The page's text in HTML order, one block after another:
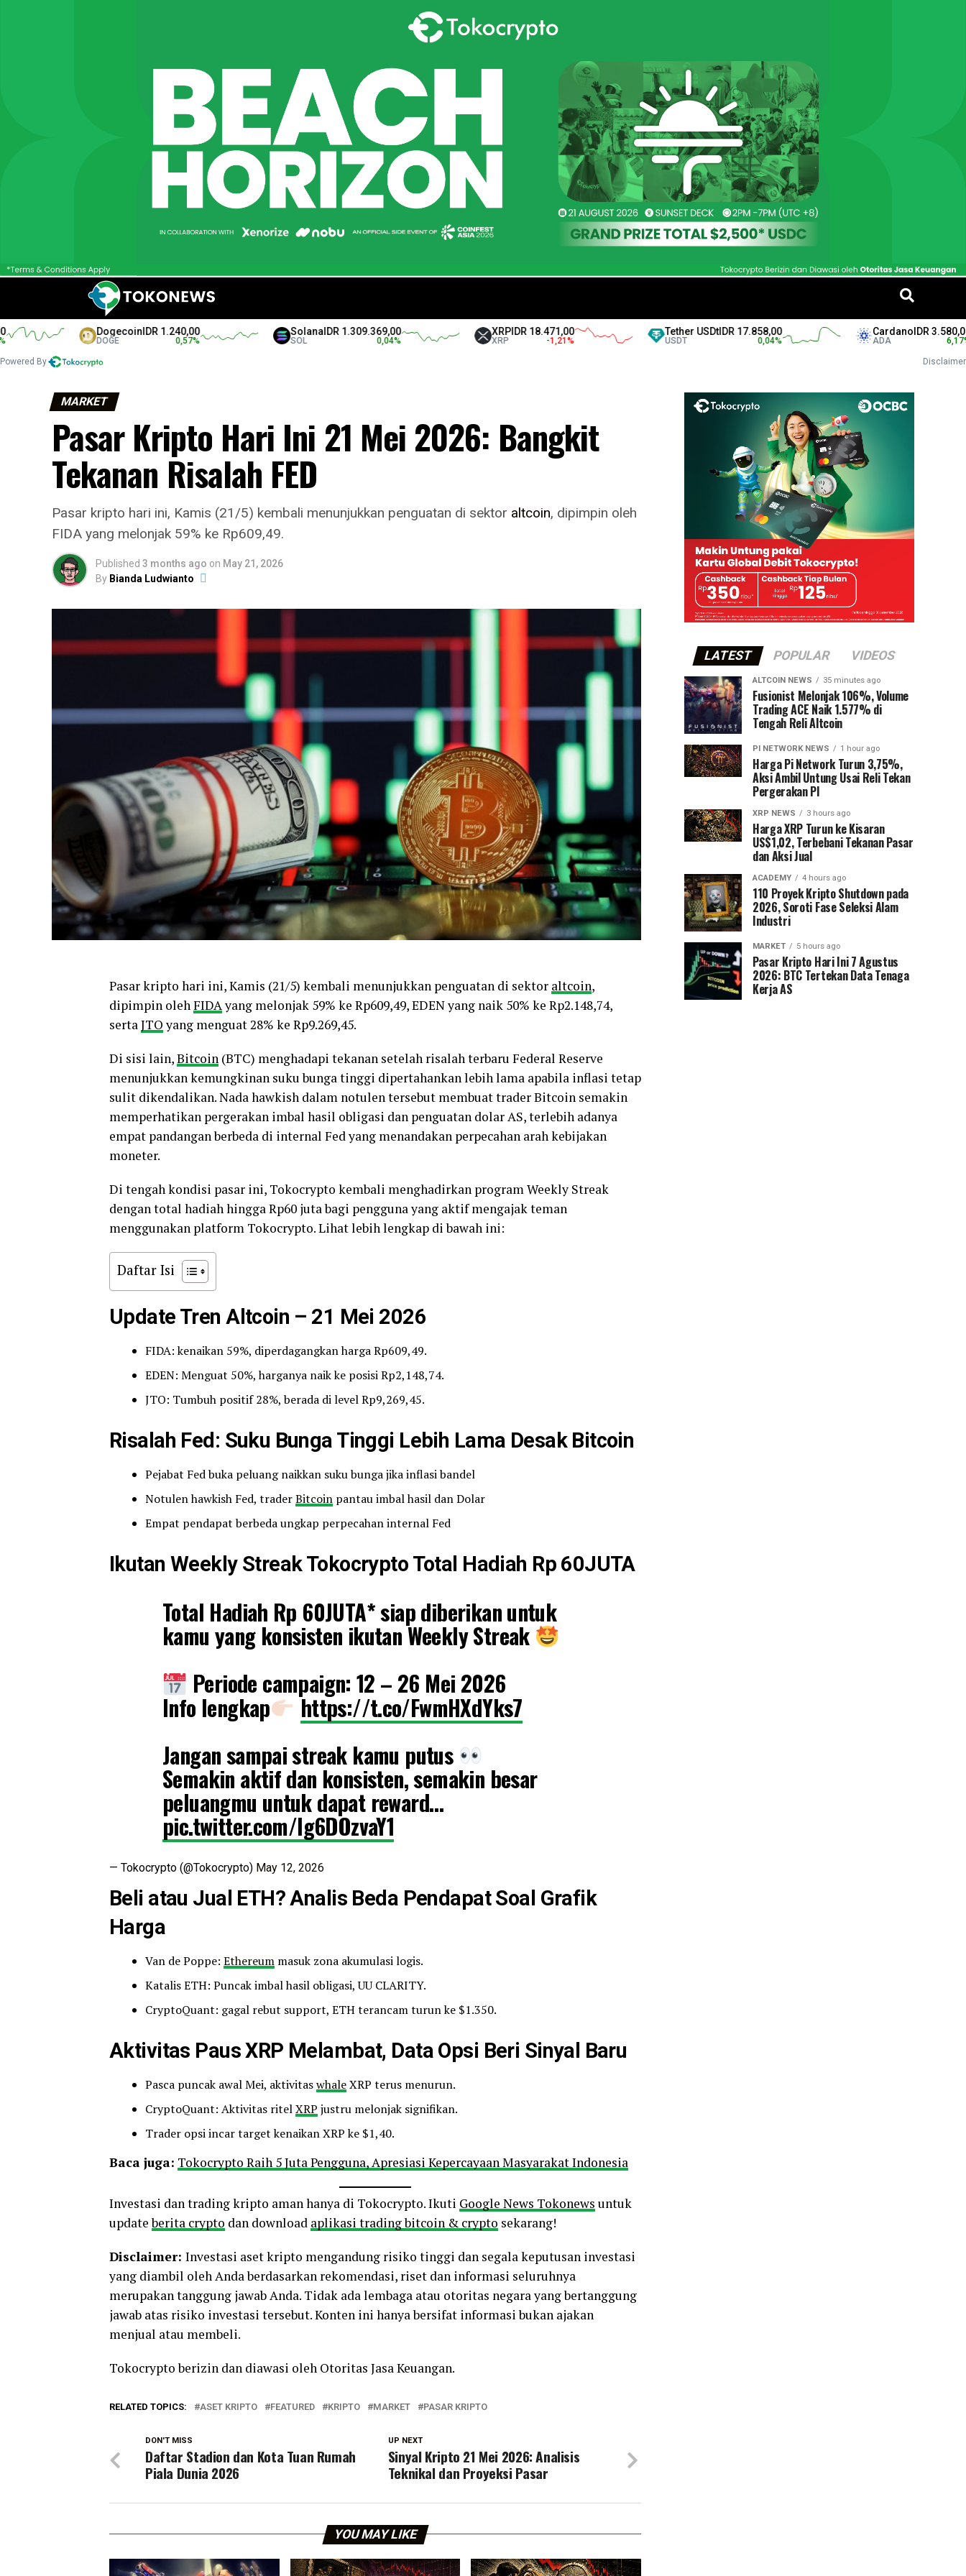
DogecoinIDR 1.240,00
DOGE
SolanaIDR 1.309.369,00 XRP IDR 18.471,00
-1,21
Tether USDtIDR 17.858,00
USDT
CardanoIDR 3.580,00
Powered By Disclaimer
MARKET
Pasar Kripto Hari Ini 21 Mei 2026: Bangkit
Tekanan Risalah FED
Pasar kripto hari ini, Kamis (21/5) kembali menunjukkan penguatan di sektor altcoin, dipimpin oleh
FIDA yang melonjak 59% ke Rp609,49.
Published 3 months ago on May 21, 2026
By Bianda Ludwianto
Pasar kripto hari ini, Kamis (21/5) kembali menunjukkan penguatan di sektor altcoin,
dipimpin olehFIDAyang melonjak 59% ke Rp609,49, EDEN yang naik 50% ke Rp2.148,74,
sertaJTOyang menguat 28% ke Rp9.269,45.
Di sisi lain,Bitcoin (BTC) menghadapi tekanan setelah risalah terbaru Federal Reserve
menunjukkan kemungkinan suku bunga tinggi dipertahankan lebih lama apabila inflasi tetap
sulit dikendalikan. Nada hawkish dalam notulen tersebut membuat trader Bitcoin semakin
memperhatikan pergerakan imbal hasil obligasi dan penguatan dolar AS, terlebih adanya
empat pandangan berbeda di internal Fed yang menandakan perpecahan arah kebijakan
moneter.
Di tengah kondisi pasar ini, Tokocrypto kembali menghadirkan program Weekly Streak
dengan total hadiah hingga Rp60 juta bagi pengguna yang aktif mengajak teman
menggunakan platform Tokocrypto. Lihat lebih lengkap di bawah ini:
Daftar Isi
Update Tren Altcoin – 21 Mei 2026
FIDA: kenaikan 59%, diperdagangkan harga Rp609,49.
EDEN: Menguat 50%, harganya naik ke posisi Rp2,148,74.
JTO: Tumbuh positif 28%, berada di level Rp9,269,45.
Risalah Fed: Suku Bunga Tinggi Lebih Lama Desak Bitcoin
Pejabat Fed buka peluang naikkan suku bunga jika inflasi bandel
Notulen hawkish Fed, traderBitcoin pantau imbal hasil dan Dolar
Empat pendapat berbeda ungkap perpecahan internal Fed
Ikutan Weekly Streak Tokocrypto Total Hadiah Rp 60JUTA
Total Hadiah Rp 60JUTA* siap diberikan untuk
kamu yang konsisten ikutan Weekly Streak
Periode campaign: 12 – 26 Mei 2026
Info lengkap
https://t.co/FwmHXdYks7
Jangan sampai streak kamu putus
Semakin aktif dan konsisten, semakin besar
peluangmu untuk dapat reward…
pic.twitter.com/lg6DOzvaY1
— Tokocrypto (@Tokocrypto) May 12, 2026
Beli atau Jual ETH? Analis Beda Pendapat Soal Grafik
Harga
Van de Poppe: Ethereum masuk zona akumulasi logis.
Katalis ETH: Puncak imbal hasil obligasi, UU CLARITY.
CryptoQuant: gagal rebut support, ETH terancam turun ke $1.350.
Aktivitas Paus XRP Melambat, Data Opsi Beri Sinyal Baru
Pasca puncak awal Mei, aktivitaswhaleXRP terus menurun.
CryptoQuant: Aktivitas ritelXRP justru melonjak signifikan.
Trader opsi incar target kenaikan XRP ke $1,40.
Baca juga: Tokocrypto Raih 5 Juta Pengguna, Apresiasi Kepercayaan Masyarakat Indonesia
Investasi dan trading kripto aman hanya di Tokocrypto. Ikuti Google News Tokonews untuk
updateberita crypto dan download aplikasi trading bitcoin & crypto sekarang!
Disclaimer: Investasi aset kripto mengandung risiko tinggi dan segala keputusan investasi
yang diambil oleh Anda berdasarkan rekomendasi, riset dan informasi seluruhnya
merupakan tanggung jawab Anda. Tidak ada lembaga atau otoritas negara yang bertanggung
jawab atas risiko investasi tersebut. Konten ini hanya bersifat informasi bukan ajakan
menjual atau membeli.
Tokocrypto berizin dan diawasi oleh Otoritas Jasa Keuangan.
RELATED TOPICS: ASET KRIPTO FEATURED KRIPTO MARKET PASAR KRIPTO
UP NEXT
Sinyal Kripto 21 Mei 2026: Analisis
Teknikal dan Proyeksi Pasar
DON'T MISS
Daftar Stadion dan Kota Tuan Rumah
Piala Dunia 2026
YOU MAY LIKE
LATEST POPULAR VIDEOS
ALTCOIN NEWS 35 minutes ago
Fusionist Melonjak 106%, Volume
Trading ACE Naik 1.577% di
Tengah Reli Altcoin
PI NETWORK NEWS 1 hour ago
Harga Pi Network Turun 3,75%,
Aksi Ambil Untung Usai Reli Tekan
Pergerakan PI
XRP NEWS 3 hours ago
Harga XRP Turun ke Kisaran
US$1,02, Terbebani Tekanan Pasar
dan Aksi Jual
ACADEMY 4 hours ago
110 Proyek Kripto Shutdown pada
2026, Soroti Fase Seleksi Alam
Industri
MARKET 5 hours ago
Pasar Kripto Hari Ini 7 Agustus
2026: BTC Tertekan Data Tenaga
Kerja AS